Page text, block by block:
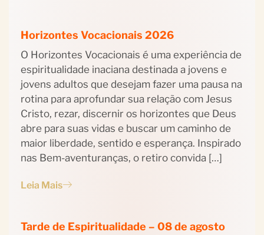
Horizontes Vocacionais 2026
O Horizontes Vocacionais é uma experiência de
espiritualidade inaciana destinada a jovens e
jovens adultos que desejam fazer uma pausa na
rotina para aprofundar sua relação com Jesus
Cristo, rezar, discernir os horizontes que Deus
abre para suas vidas e buscar um caminho de
maior liberdade, sentido e esperança. Inspirado
nas Bem-aventuranças, o retiro convida […]
Leia Mais
Tarde de Espiritualidade – 08 de agosto